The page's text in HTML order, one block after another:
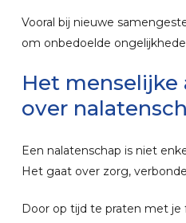
Vooral bij nieuwe
om onbedoelde
Het menselijke
over
Een nalatenschap is niet
Het gaat over zorg,
Door op tijd te praten met je